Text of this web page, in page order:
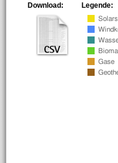
Legende:
Download: